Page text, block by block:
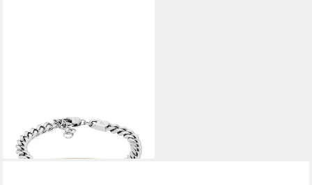
-24%
lieferbar - in 1-2 Werktagen bei dir